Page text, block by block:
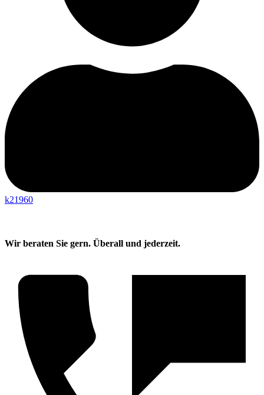
k21960
Wir beraten Sie gern. Überall und jederzeit.